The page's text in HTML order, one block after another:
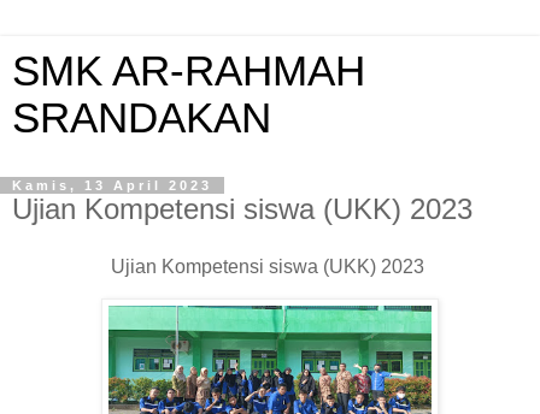
SMK AR-RAHMAH
SRANDAKAN
Kamis, 13 April 2023
Ujian Kompetensi siswa (UKK) 2023
Ujian Kompetensi siswa (UKK) 2023